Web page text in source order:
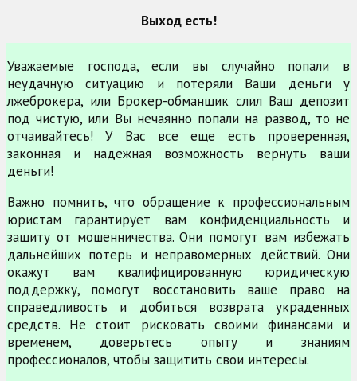
Выход есть!
Уважаемые господа, если вы случайно попали в
неудачную ситуацию и потеряли Ваши деньги у
лжеброкера, или Брокер-обманщик слил Ваш депозит
под чистую, или Вы нечаянно попали на развод, то не
отчаивайтесь! У Вас все еще есть проверенная,
законная и надежная возможность вернуть ваши
деньги!
Важно помнить, что обращение к профессиональным
юристам гарантирует вам конфиденциальность и
защиту от мошенничества. Они помогут вам избежать
дальнейших потерь и неправомерных действий. Они
окажут вам квалифицированную юридическую
поддержку, помогут восстановить ваше право на
справедливость и добиться возврата украденных
средств. Не стоит рисковать своими финансами и
временем, доверьтесь опыту и знаниям
профессионалов, чтобы защитить свои интересы.